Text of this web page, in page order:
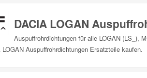
DACIA LOGAN
Auspuffrohrdichtungen für alle LOGAN (LS_),
LOGAN Auspuffrohrdichtungen Ersatzteile kaufen.